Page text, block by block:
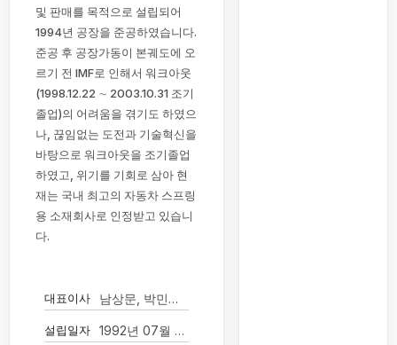
및 판매를 목적으로 설립되어
1994년 공장을 준공하였습니다.
준공 후 공장가동이 본궤도에 오
르기 전 IMF로 인해서 워크아웃
(1998.12.22 ∼ 2003.10.31 조기
졸업)의 어려움을 겪기도 하였으
나, 끊임없는 도전과 기술혁신을
바탕으로 워크아웃을 조기졸업
하였고, 위기를 기회로 삼아 현
재는 국내 최고의 자동차 스프링
용 소재회사로 인정받고 있습니
다.
대표이사 남상문, 박민희(각자대표)
설립일자 1992년 07월 21일